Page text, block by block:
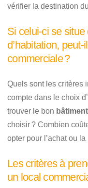
vérifier la destination
Si celui-ci se
d’habitation,
commerciale ?
Quels sont les critères
compte dans le choix
trouver le bon
choisir ? Combien
opter pour l’achat ou
Les critères à
un local